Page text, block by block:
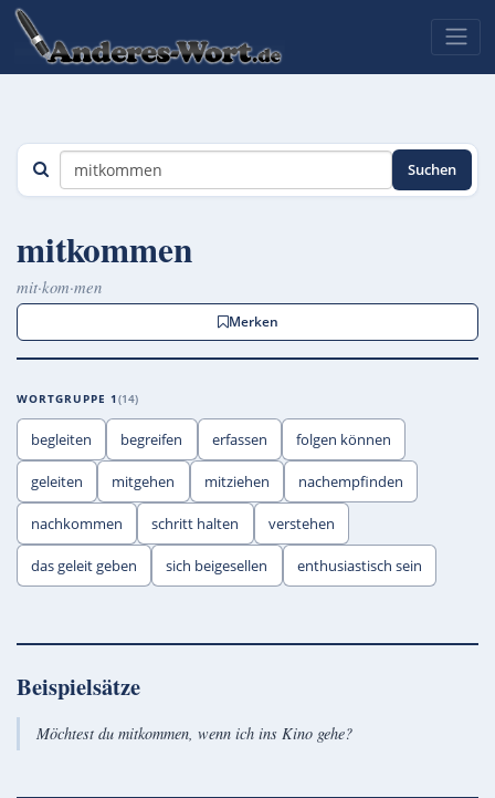
Suchen
mitkommen
mit·kom·men
Merken
WORTGRUPPE 1 14
begleiten begreifen erfassen folgen können
geleiten mitgehen mitziehen nachempfinden
nachkommen schritt halten verstehen
das geleit geben sich beigesellen enthusiastisch sein
Beispielsätze
Möchtest du mitkommen, wenn ich ins Kino gehe?